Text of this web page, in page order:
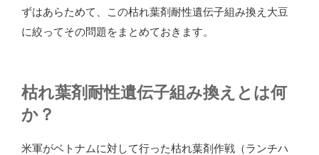
ずはあらためて、この枯れ葉剤耐性遺伝子組み換え大豆
に絞ってその問題をまとめておきます。
枯れ葉剤耐性遺伝子組み換えとは何
か？
米軍がベトナムに対して行った枯れ葉剤作戦（ランチハ